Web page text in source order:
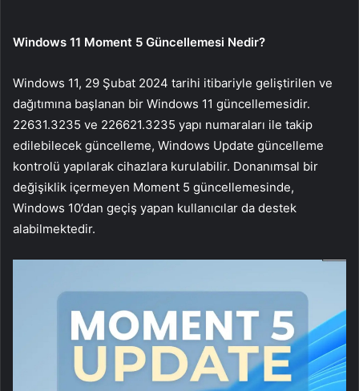
Windows 11 Moment 5 Güncellemesi Nedir?
Windows 11, 29 Şubat 2024 tarihi itibariyle geliştirilen ve
dağıtımına başlanan bir Windows 11 güncellemesidir.
22631.3235 ve 226621.3235 yapı numaraları ile takip
edilebilecek güncelleme, Windows Update güncelleme
kontrolü yapılarak cihazlara kurulabilir. Donanımsal bir
değişiklik içermeyen Moment 5 güncellemesinde,
Windows 10’dan geçiş yapan kullanıcılar da destek
alabilmektedir.